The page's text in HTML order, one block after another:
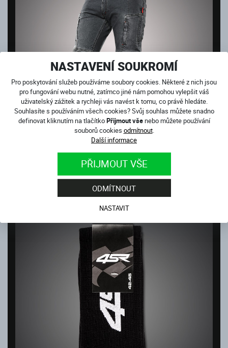
NASTAVENÍ SOUKROMÍ
Pro poskytování služeb používáme soubory cookies. Některé z nich jsou
pro fungování webu nutné, zatímco jiné nám pomohou vylepšit váš
uživatelský zážitek a rychleji vás navést k tomu, co právě hledáte.
Souhlasíte s používáním všech cookies? Svůj souhlas můžete snadno
definovat kliknutím na tlačítkoPřijmout všenebo můžete používání
souborů cookies odmítnout.
Další informace
PŘIJMOUT VŠE
ODMÍTNOUT
NASTAVIT